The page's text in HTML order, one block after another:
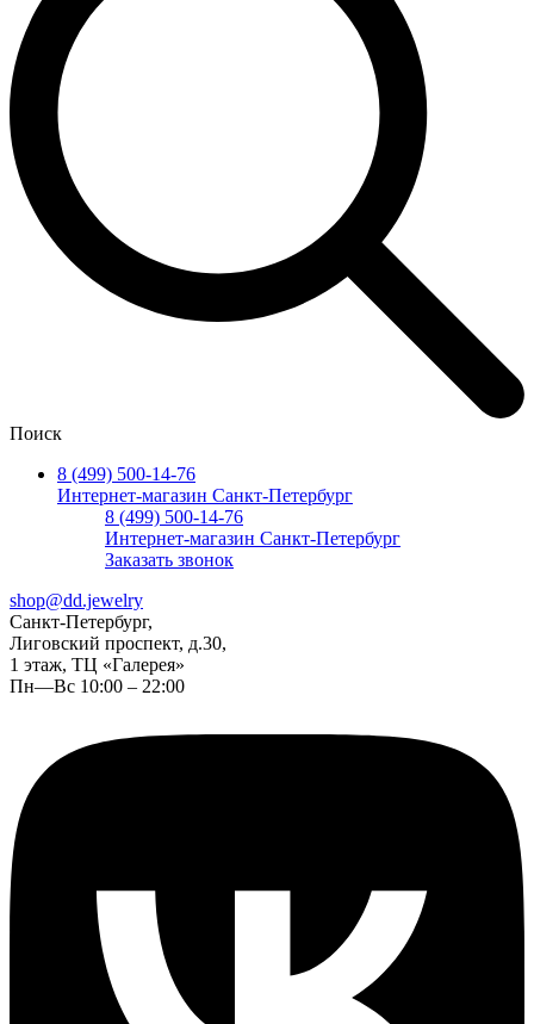
Поиск
8 (499) 500-14-76
Интернет-магазин Санкт-Петербург
8 (499) 500-14-76
Интернет-магазин Санкт-Петербург
Заказать звонок
shop@dd.jewelry
Санкт-Петербург,
Лиговский проспект, д.30,
1 этаж, ТЦ «Галерея»
Пн—Вс 10:00 – 22:00